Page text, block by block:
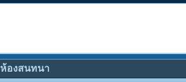
ห้องสนทนา